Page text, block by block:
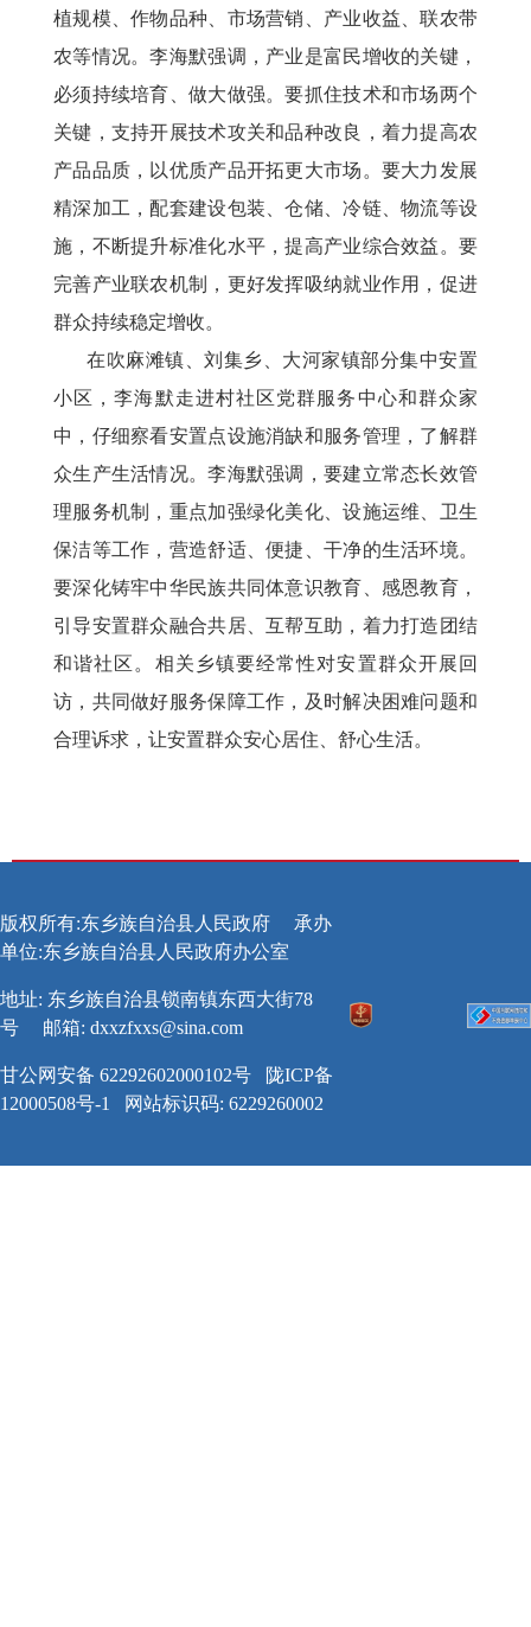
植规模、作物品种、市场营销、产业收益、联农带
农等情况。李海默强调，产业是富民增收的关键，
必须持续培育、做大做强。要抓住技术和市场两个
关键，支持开展技术攻关和品种改良，着力提高农
产品品质，以优质产品开拓更大市场。要大力发展
精深加工，配套建设包装、仓储、冷链、物流等设
施，不断提升标准化水平，提高产业综合效益。要
完善产业联农机制，更好发挥吸纳就业作用，促进
群众持续稳定增收。
在吹麻滩镇、刘集乡、大河家镇部分集中安置
小区，李海默走进村社区党群服务中心和群众家
中，仔细察看安置点设施消缺和服务管理，了解群
众生产生活情况。李海默强调，要建立常态长效管
理服务机制，重点加强绿化美化、设施运维、卫生
保洁等工作，营造舒适、便捷、干净的生活环境。
要深化铸牢中华民族共同体意识教育、感恩教育，
引导安置群众融合共居、互帮互助，着力打造团结
和谐社区。相关乡镇要经常性对安置群众开展回
访，共同做好服务保障工作，及时解决困难问题和
合理诉求，让安置群众安心居住、舒心生活。
版权所有:东乡族自治县人民政府
承办
单位:东乡族自治县人民政府办公室
地址: 东乡族自治县锁南镇东西大街78
号
邮箱: dxxzfxxs@sina.com
甘公网安备 62292602000102号
陇ICP备
12000508号-1
网站标识码: 6229260002